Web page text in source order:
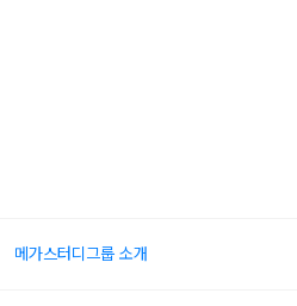
메가스터디그룹 소개